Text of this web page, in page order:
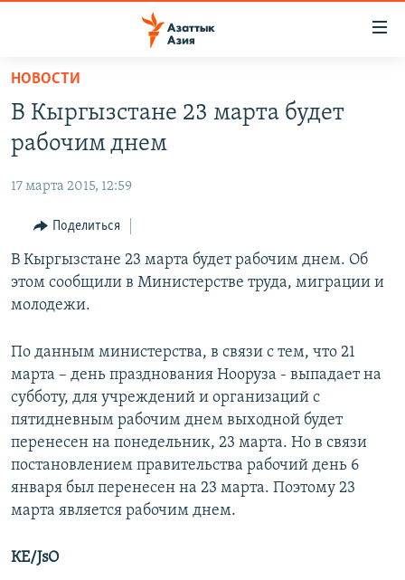
Вернуться
основному
содержанию
Вернутся
навигации
Вернутся
поиску
КАЗАХСТАН
УЗБЕКИСТАН
ТАДЖИКИСТАН
НОВОСТИ
ВОЙНА В УКРАИНЕ
НА ДРУГИХ ЯЗЫКАХ
ҚАЗАҚША
КЫРГЫЗЧА
TÜRKMENÇE
НОВОСТИ
В Кыргызстане 23 марта будет
рабочим днем
17 марта 2015, 12:59
Поделиться
В Кыргызстане 23 марта будет рабочим днем. Об
этом сообщили в Министерстве труда, миграции и
молодежи.
По данным министерства, в связи с тем, что 21
марта – день празднования Нооруза - выпадает на
субботу, для учреждений и организаций с
пятидневным рабочим днем выходной будет
перенесен на понедельник, 23 марта. Но в связи
постановлением правительства рабочий день 6
января был перенесен на 23 марта. Поэтому 23
марта является рабочим днем.
КЕ/JsO